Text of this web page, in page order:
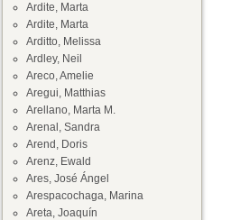
Ardite, Marta
Ardite, Marta
Arditto, Melissa
Ardley, Neil
Areco, Amelie
Aregui, Matthias
Arellano, Marta M.
Arenal, Sandra
Arend, Doris
Arenz, Ewald
Ares, José Ángel
Arespacochaga, Marina
Areta, Joaquín